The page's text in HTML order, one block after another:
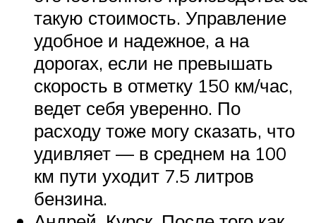
такую стоимость. Управление
удобное и надежное, а на
дорогах, если не превышать
скорость в отметку 150 км/час,
ведет себя уверенно. По
расходу тоже могу сказать, что
удивляет — в среднем на 100
км пути уходит 7.5 литров
бензина.